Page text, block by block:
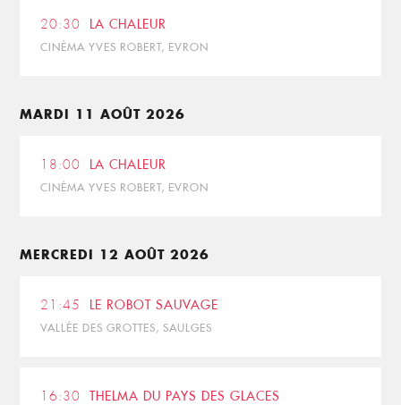
20:30 LA CHALEUR
CINÉMA YVES ROBERT, EVRON
MARDI 11 AOÛT 2026
18:00 LA CHALEUR
CINÉMA YVES ROBERT, EVRON
MERCREDI 12 AOÛT 2026
21:45 LE ROBOT SAUVAGE
VALLÉE DES GROTTES, SAULGES
16:30 THELMA DU PAYS DES GLACES